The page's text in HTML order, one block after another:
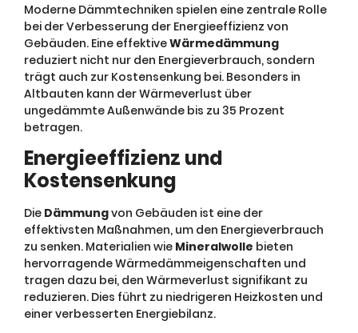
Moderne Dämmtechniken spielen eine zentrale Rolle
bei der Verbesserung der Energieeffizienz von
Gebäuden. Eine effektiveWärmedämmung
reduziert nicht nur den Energieverbrauch, sondern
trägt auch zur Kostensenkung bei. Besonders in
Altbauten kann der Wärmeverlust über
ungedämmte Außenwände bis zu 35 Prozent
betragen.
Energieeffizienz und
Kostensenkung
Die Dämmungvon Gebäuden ist eine der
effektivsten Maßnahmen, um den Energieverbrauch
zu senken. Materialien wie Mineralwolle bieten
hervorragende Wärmedämmeigenschaften und
tragen dazu bei, den Wärmeverlust signifikant zu
reduzieren. Dies führt zu niedrigeren Heizkosten und
einer verbesserten Energiebilanz.